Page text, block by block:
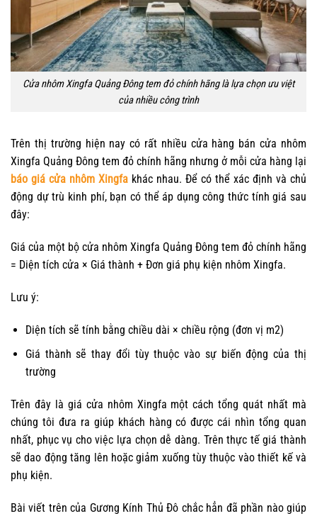
Cửa nhôm Xingfa Quảng Đông tem đỏ chính hãng là lựa chọn ưu việt
của nhiều công trình
Trên thị trường hiện nay có rất nhiều cửa hàng bán cửa nhôm
Xingfa Quảng Đông tem đỏ chính hãng nhưng ở mỗi cửa hàng lại
báo giá cửa nhôm Xingfa khác nhau. Để có thể xác định và chủ
động dự trù kinh phí, bạn có thể áp dụng công thức tính giá sau
đây:
Giá của một bộ cửa nhôm Xingfa Quảng Đông tem đỏ chính hãng
= Diện tích cửa × Giá thành + Đơn giá phụ kiện nhôm Xingfa.
Lưu ý:
Diện tích sẽ tính bằng chiều dài × chiều rộng (đơn vị m2)
Giá thành sẽ thay đổi tùy thuộc vào sự biến động của thị
trường
Trên đây là giá cửa nhôm Xingfa một cách tổng quát nhất mà
chúng tôi đưa ra giúp khách hàng có được cái nhìn tổng quan
nhất, phục vụ cho việc lựa chọn dễ dàng. Trên thực tế giá thành
sẽ dao động tăng lên hoặc giảm xuống tùy thuộc vào thiết kế và
phụ kiện.
Bài viết trên của Gương Kính Thủ Đô chắc hẳn đã phần nào giúp